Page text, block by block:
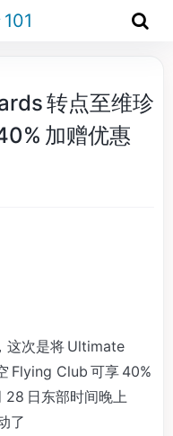
转点至维珍
加赠优惠
这次是将 Ultimate
Flying Club 可享 40%
28 日东部时间晚上
了